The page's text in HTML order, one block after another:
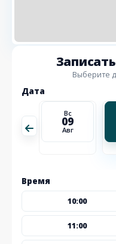
Выберите
Дата
Вс
09
Авг
Время
10:00
11:00